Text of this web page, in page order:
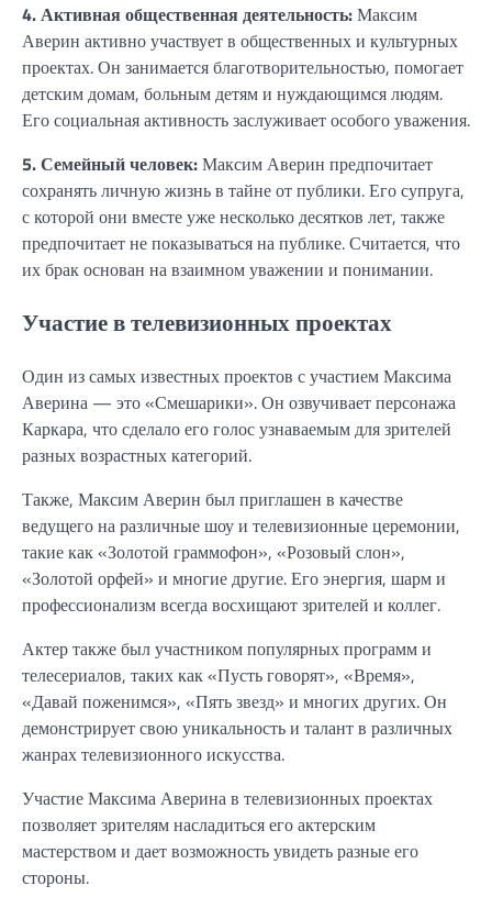
4. Активная общественная деятельность:Максим
Аверин активно участвует в общественных и культурных
проектах. Он занимается благотворительностью, помогает
детским домам, больным детям и нуждающимся людям.
Его социальная активность заслуживает особого уважения.
5. Семейный человек:Максим Аверин предпочитает
сохранять личную жизнь в тайне от публики. Его супруга,
с которой они вместе уже несколько десятков лет, также
предпочитает не показываться на публике. Считается, что
их брак основан на взаимном уважении и понимании.
Участие в телевизионных проектах
Один из самых известных проектов с участием Максима
Аверина — это «Смешарики». Он озвучивает персонажа
Каркара, что сделало его голос узнаваемым для зрителей
разных возрастных категорий.
Также, Максим Аверин был приглашен в качестве
ведущего на различные шоу и телевизионные церемонии,
такие как «Золотой граммофон», «Розовый слон»,
«Золотой орфей» и многие другие. Его энергия, шарм и
профессионализм всегда восхищают зрителей и коллег.
Актер также был участником популярных программ и
телесериалов, таких как «Пусть говорят», «Время»,
«Давай поженимся», «Пять звезд» и многих других. Он
демонстрирует свою уникальность и талант в различных
жанрах телевизионного искусства.
Участие Максима Аверина в телевизионных проектах
позволяет зрителям насладиться его актерским
мастерством и дает возможность увидеть разные его
стороны.